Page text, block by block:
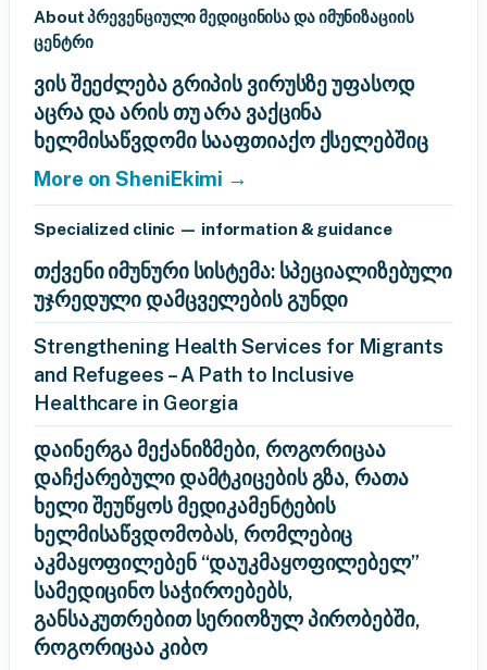
About პრევენციული მედიცინისა და იმუნიზაციის
ცენტრი
ვის შეეძლება გრიპის ვირუსზე უფასოდ
აცრა და არის თუ არა ვაქცინა
ხელმისაწვდომი სააფთიაქო ქსელებშიც
More on SheniEkimi →
Specialized clinic — information & guidance
თქვენი იმუნური სისტემა: სპეციალიზებული
უჯრედული დამცველების გუნდი
Strengthening Health Services for Migrants
and Refugees – A Path to Inclusive
Healthcare in Georgia
დაინერგა მექანიზმები, როგორიცაა
დაჩქარებული დამტკიცების გზა, რათა
ხელი შეუწყოს მედიკამენტების
ხელმისაწვდომობას, რომლებიც
აკმაყოფილებენ “დაუკმაყოფილებელ”
სამედიცინო საჭიროებებს,
განსაკუთრებით სერიოზულ პირობებში,
როგორიცაა კიბო